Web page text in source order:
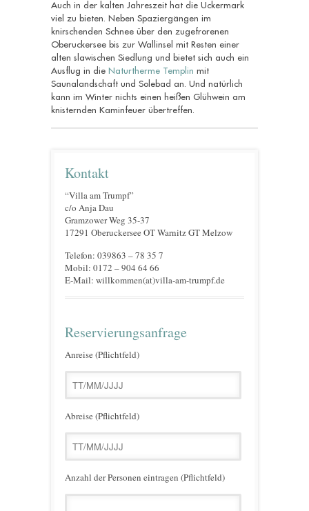
Auch in der kalten Jahreszeit hat die Uckermark
viel zu bieten. Neben Spaziergängen im
knirschenden Schnee über den zugefrorenen
Oberuckersee bis zur Wallinsel mit Resten einer
alten slawischen Siedlung und bietet sich auch ein
Ausflug in die Naturtherme Templin mit
Saunalandschaft und Solebad an. Und natürlich
kann im Winter nichts einen heißen Glühwein am
knisternden Kaminfeuer übertreffen.
Kontakt
“Villa am Trumpf”
c/o Anja Dau
Gramzower Weg 35-37
17291 Oberuckersee OT Warnitz GT Melzow
Telefon: 039863 – 78 35 7
Mobil: 0172 – 904 64 66
E-Mail: willkommen(at)villa-am-trumpf.de
Reservierungsanfrage
Anreise (Pflichtfeld)
Abreise (Pflichtfeld)
Anzahl der Personen eintragen (Pflichtfeld)